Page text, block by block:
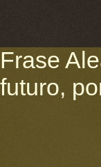
Frase
futuro,